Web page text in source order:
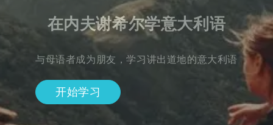
在内夫谢希尔学意大利语
与母语者成为朋友，学习讲出道地的意大利语
开始学习